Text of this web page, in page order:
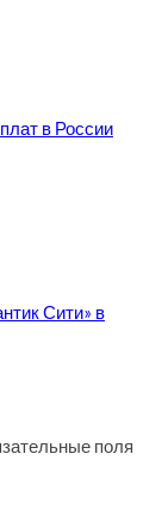
в России
Сити» в
поля